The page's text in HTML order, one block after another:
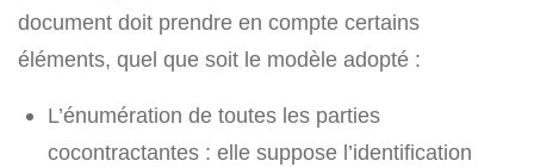
document doit prendre en compte certains
éléments, quel que soit le modèle adopté :
L’énumération de toutes les parties
cocontractantes : elle suppose l’identification